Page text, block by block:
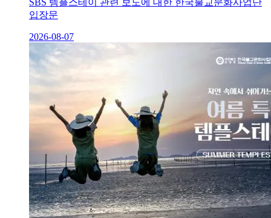
SBS 템플스테이 관련 보도에 대한 한국불교문화사업단
입장문
2026-08-07